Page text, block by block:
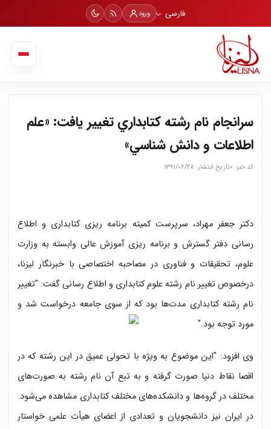
فارسی ورود
سرانجام نام رشته كتابداري تغيير يافت: «علم
اطلاعات و دانش شناسي»
کد خبر: ۰ تاریخ انتشار: ۱۳۹۱/۰۶/۲۸
دکتر جعفر مهراد، سرپرست کميته برنامه ريزی کتابداری و اطلاع
رسانی دفتر گسترش و برنامه ريزی آموزش عالی وابسته به وزارت
علوم، تحقيقات و فناوری در مصاحبه اختصاصی با خبرنگار لیزنا،
درخصوص تغییر نام رشته علوم کتابداری و اطلاع رسانی گفت: "تغییر
نام رشته کتابداری مدت‌ها بود که از سوی جامعه درخواست ‌شد و
مورد توجه بود."
وی افزود: "این موضوع به ویژه با تحولی عمیق در این رشته که در
اقصا نقاط دنیا صورت گرفته و به تبع آن نام رشته به صورت‌های
مختلف در گروه‌ها و دانشکده‌های مختلف کتابداری مشاهده می‌شود.
در ایران نیز دانشجویان و تعدادی از اعضای هیأت علمی خواستار